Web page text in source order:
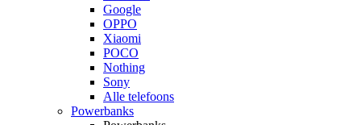
Google
OPPO
Xiaomi
POCO
Nothing
Sony
Alle telefoons
Powerbanks